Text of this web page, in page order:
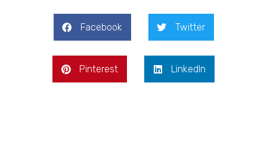
Facebook Twitter
Pinterest LinkedIn